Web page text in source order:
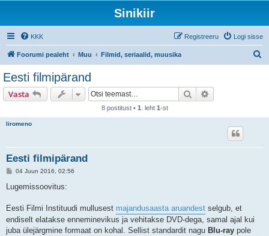
Sinikiir
KKK Logi sisse
Registreeru
Foorumi pealeht Muu Filmid, seriaalid, muusika
Eesti filmipärand
Vasta Otsi
8 postitust • 1 . leht 1-st
liromeno
Eesti filmipärand
P
s
t
s
04 Juun 2016, 02:56
Lugemissoovitus:
Eesti Filmi Instituudi mullusest majandusaasta aruandest selgub, et
endiselt elatakse enneminevikus ja vehitakse DVD-dega, samal ajal kui
juba ülejärgmine formaat on kohal. Sellist standardit nagu Blu-ray pole